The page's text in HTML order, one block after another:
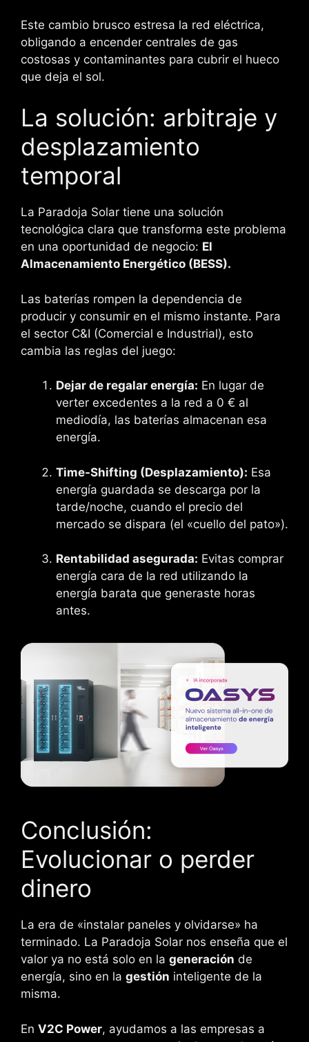
Este cambio brusco estresa la red eléctrica,
obligando a encender centrales de gas
costosas y contaminantes para cubrir el hueco
que deja el sol.
La solución: arbitraje y
desplazamiento
temporal
La Paradoja Solar tiene una solución
tecnológica clara que transforma este problema
en una oportunidad de negocio: El
Almacenamiento Energético (BESS).
Las baterías rompen la dependencia de
producir y consumir en el mismo instante. Para
el sector C&I (Comercial e Industrial), esto
cambia las reglas del juego:
Dejar de regalar energía: En lugar de
verter excedentes a la red a 0 € al
mediodía, las baterías almacenan esa
energía.
Time-Shifting (Desplazamiento): Esa
energía guardada se descarga por la
tarde/noche, cuando el precio del
mercado se dispara (el «cuello del pato»).
Rentabilidad asegurada: Evitas comprar
energía cara de la red utilizando la
energía barata que generaste horas
antes.
Conclusión:
Evolucionar o perder
dinero
La era de «instalar paneles y olvidarse» ha
terminado. La Paradoja Solar nos enseña que el
valor ya no está solo en la generación de
energía, sino en la gestión inteligente de la
misma.
En V2C Power, ayudamos a las empresas a